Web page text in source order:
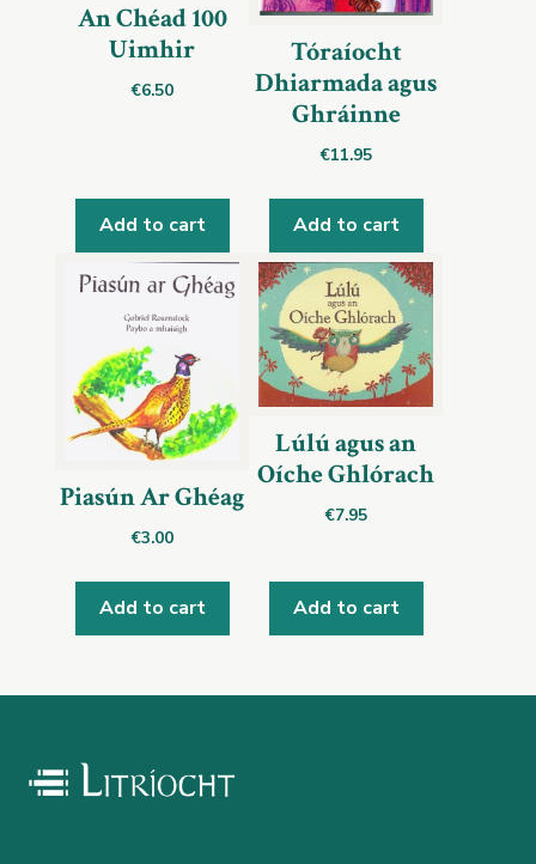
An Chéad 100
Uimhir
€6.50
Add to cart
Tóraíocht
Dhiarmada agus
Ghráinne
€11.95
Add to cart
Piasún Ar Ghéag
€3.00
Add to cart
Lúlú agus an
Oíche Ghlórach
€7.95
Add to cart